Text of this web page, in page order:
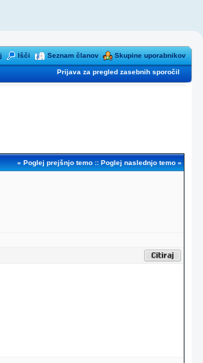
Išči Seznam članov Skupine uporabnikov
Prijava za pregled zasebnih sporočil
« Poglej prejšnjo temo :: Poglej naslednjo temo »